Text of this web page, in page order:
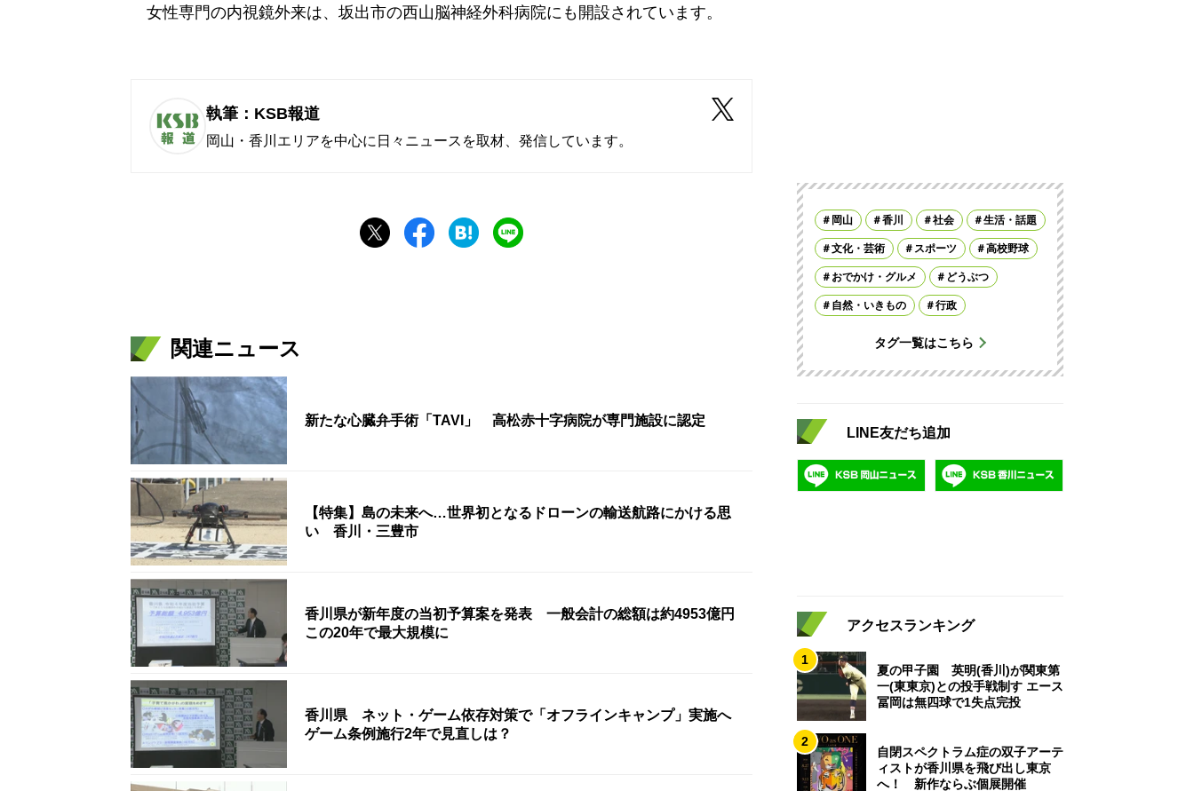
女性専門の内視鏡外来は、坂出市の西山脳神経外科病院にも開設されています。
執筆：KSB報道
岡山・香川エリアを中心に日々ニュースを取材、発信しています。
関連ニュース
新たな心臓弁手術「TAVI」 高松赤十字病院が専門施設に認定
【特集】島の未来へ…世界初となるドローンの輸送航路にかける思
い 香川・三豊市
香川県が新年度の当初予算案を発表 一般会計の総額は約4953億円
この20年で最大規模に
香川県 ネット・ゲーム依存対策で「オフラインキャンプ」実施へ
ゲーム条例施行2年で見直しは？
岡山 香川 社会 生活・話題
文化・芸術 スポーツ 高校野球
おでかけ・グルメ どうぶつ
自然・いきもの 行政
タグ一覧はこちら
LINE友だち追加
アクセスランキング
1
夏の甲子園 英明(香川)が関東第
一(東東京)との投手戦制す エース
冨岡は無四球で1失点完投
2
自閉スペクトラム症の双子アーテ
ィストが香川県を飛び出し東京
へ！ 新作ならぶ個展開催